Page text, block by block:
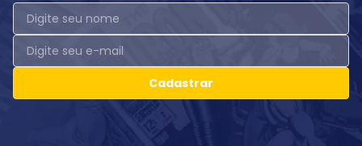
Cadastrar